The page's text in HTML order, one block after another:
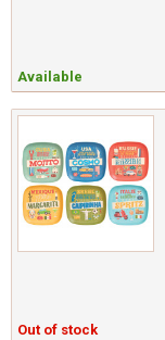
Available
Out of stock